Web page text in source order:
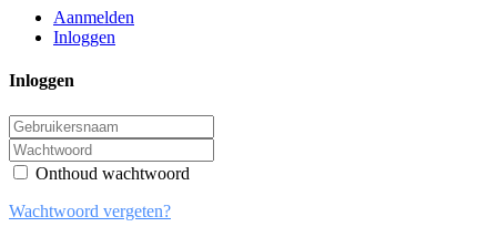
Aanmelden
Inloggen
Inloggen
Onthoud wachtwoord
Wachtwoord vergeten?